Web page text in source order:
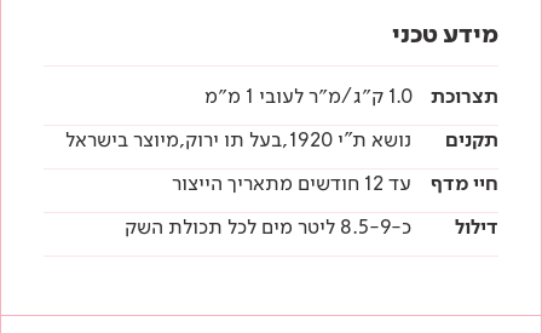
מידע טכני
תצרוכת
1.0 ק״ג/מ״ר לעובי 1 מ״מ
תקנים
נושא ת"י 1920,בעל תו ירוק,מיוצר בישראל
חיי מדף
עד 12 חודשים מתאריך הייצור
דילול
כ-8.5-9 ליטר מים לכל תכולת השק